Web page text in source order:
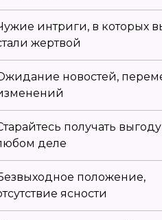
интриги, в которых
жертвой
новостей,
получать
деле
положение,
ясности